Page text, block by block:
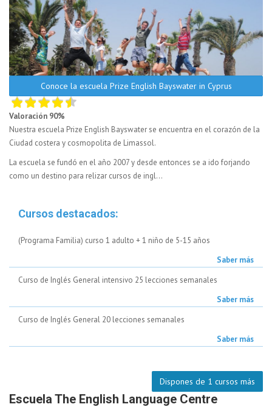
Conoce la escuela Prize English Bayswater in Cyprus
Valoración 90%
Nuestra escuela Prize English Bayswater se encuentra en el corazón de la
Ciudad costera y cosmopolita de Limassol.
La escuela se fundó en el año 2007 y desde entonces se a ido forjando
como un destino para relizar cursos de ingl...
Cursos destacados:
(Programa Familia) curso 1 adulto + 1 niño de 5-15 años
Saber más
Curso de Inglés General intensivo 25 lecciones semanales
Saber más
Curso de Inglés General 20 lecciones semanales
Saber más
Dispones de 1 cursos más
Escuela The English Language Centre